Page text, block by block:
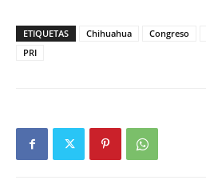
ETIQUETAS Chihuahua Congreso
PRI